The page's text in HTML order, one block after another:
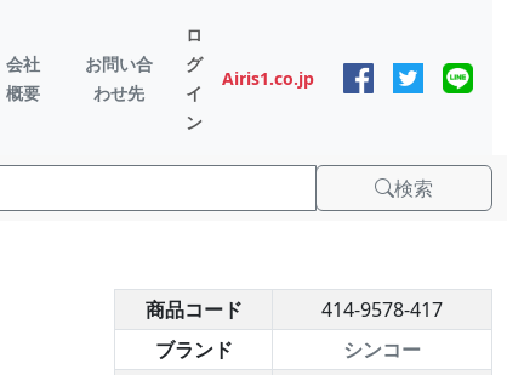
会社
概要
お問い合
わせ先
ロ
グ
イ
ン
Airis1.co.jp
検索
商品コード
414-9578-417
ブランド
シンコー